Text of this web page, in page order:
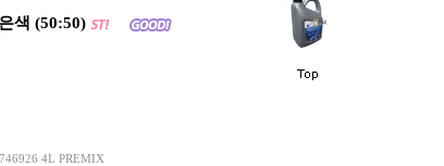
색 (50:50)
4L PREMIX